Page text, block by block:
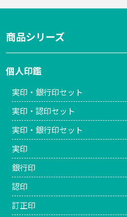
商品シリーズ
個人印鑑
実印・銀行印セット
実印・認印セット
実印・銀行印セット
実印
銀行印
認印
訂正印